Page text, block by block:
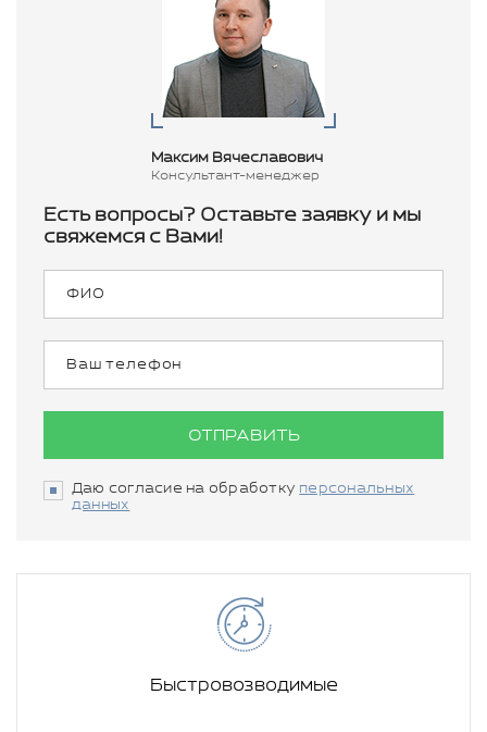
Максим Вячеславович
Консультант-менеджер
Есть вопросы? Оставьте заявку и мы
свяжемся с Вами!
ОТПРАВИТЬ
Даю согласие на обработку персональных
данных
Быстровозводимые